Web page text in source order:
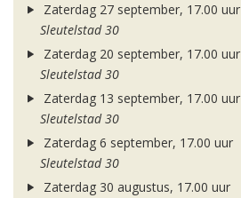
Zaterdag 27 september, 17.00 uur
Sleutelstad 30
Zaterdag 20 september, 17.00 uur
Sleutelstad 30
Zaterdag 13 september, 17.00 uur
Sleutelstad 30
Zaterdag 6 september, 17.00 uur
Sleutelstad 30
Zaterdag 30 augustus, 17.00 uur